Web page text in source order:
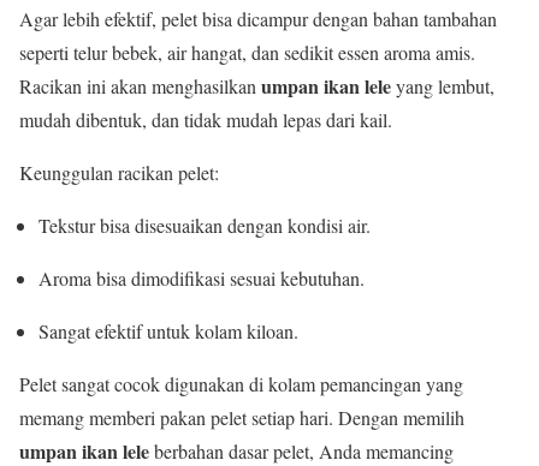
Agar lebih efektif, pelet bisa dicampur dengan bahan tambahan
seperti telur bebek, air hangat, dan sedikit essen aroma amis.
Racikan ini akan menghasilkan umpan ikan leleyang lembut,
mudah dibentuk, dan tidak mudah lepas dari kail.
Keunggulan racikan pelet:
Tekstur bisa disesuaikan dengan kondisi air.
Aroma bisa dimodifikasi sesuai kebutuhan.
Sangat efektif untuk kolam kiloan.
Pelet sangat cocok digunakan di kolam pemancingan yang
memang memberi pakan pelet setiap hari. Dengan memilih
umpan ikan leleberbahan dasar pelet, Anda memancing